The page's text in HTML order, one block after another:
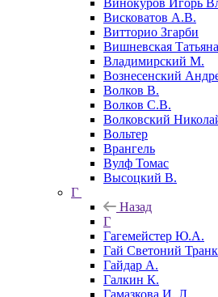
Винокуров Игорь
Висковатов А.В.
Витторио Згарби
Вишневская Татьяна
Владимирский М.
Вознесенский
Волков В.
Волков С.В.
Волковский
Вольтер
Врангель
Вулф Томас
Высоцкий В.
Г
Назад
Г
Гагемейстер Ю.А.
Гай Светоний
Гайдар А.
Галкин К.
Гамазкова И. Л.